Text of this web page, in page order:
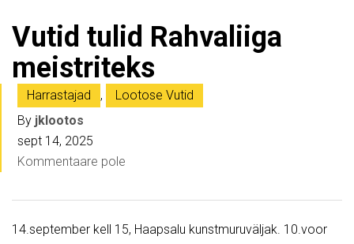
Vutid tulid Rahvaliiga
meistriteks
Harrastajad ,
Lootose Vutid
By jklootos
sept 14, 2025
Kommentaare pole
14.september kell 15, Haapsalu kunstmuruväljak. 10.voor